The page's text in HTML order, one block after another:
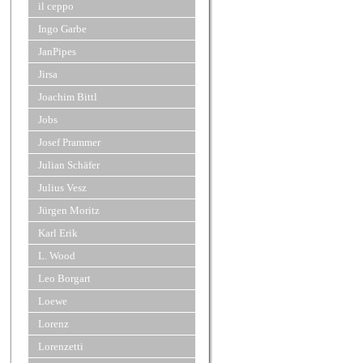
il ceppo
Ingo Garbe
JanPipes
Jirsa
Joachim Bittl
Jobs
Josef Prammer
Julian Schäfer
Julius Vesz
Jürgen Moritz
Karl Erik
L. Wood
Leo Borgart
Loewe
Lorenz
Lorenzetti